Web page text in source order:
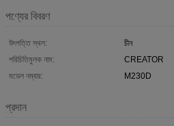
পণ্যের বিবরণ
উৎপত্তি স্থল:
চীন
পরিচিতিমুলক নাম:
CREATOR
মডেল নম্বার:
M230D
প্রদান